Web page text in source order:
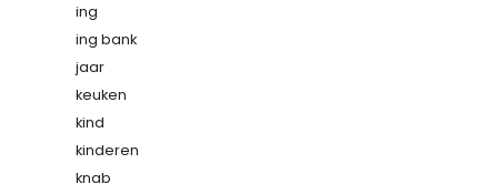
ing
ing bank
jaar
keuken
kind
kinderen
knab